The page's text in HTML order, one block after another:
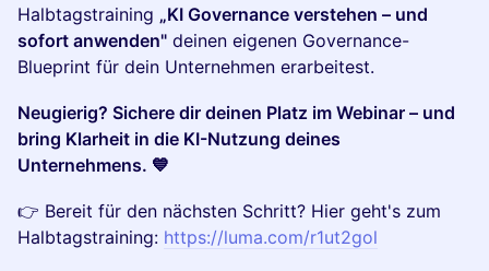
Halbtagstraining „KI Governance verstehen – und
sofort anwenden" deinen eigenen Governance-
Blueprint für dein Unternehmen erarbeitest.
Neugierig? Sichere dir deinen Platz im Webinar – und
bring Klarheit in die KI-Nutzung deines
Unternehmens. 💙
👉 Bereit für den nächsten Schritt? Hier geht's zum
Halbtagstraining: https://luma.com/r1ut2gol